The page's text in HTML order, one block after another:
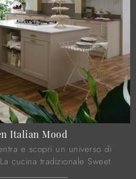
Italian Mood
e scopri un universo di
cucina tradizionale Sweet